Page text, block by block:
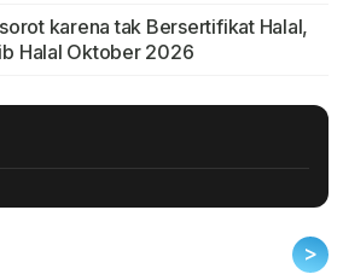
karena tak Bersertifikat Halal,
Halal Oktober 2026
>